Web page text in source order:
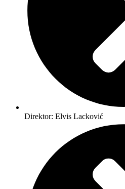
Direktor: Elvis Lacković